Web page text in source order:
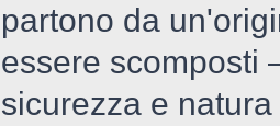
partono da
essere scomposti
sicurezza e